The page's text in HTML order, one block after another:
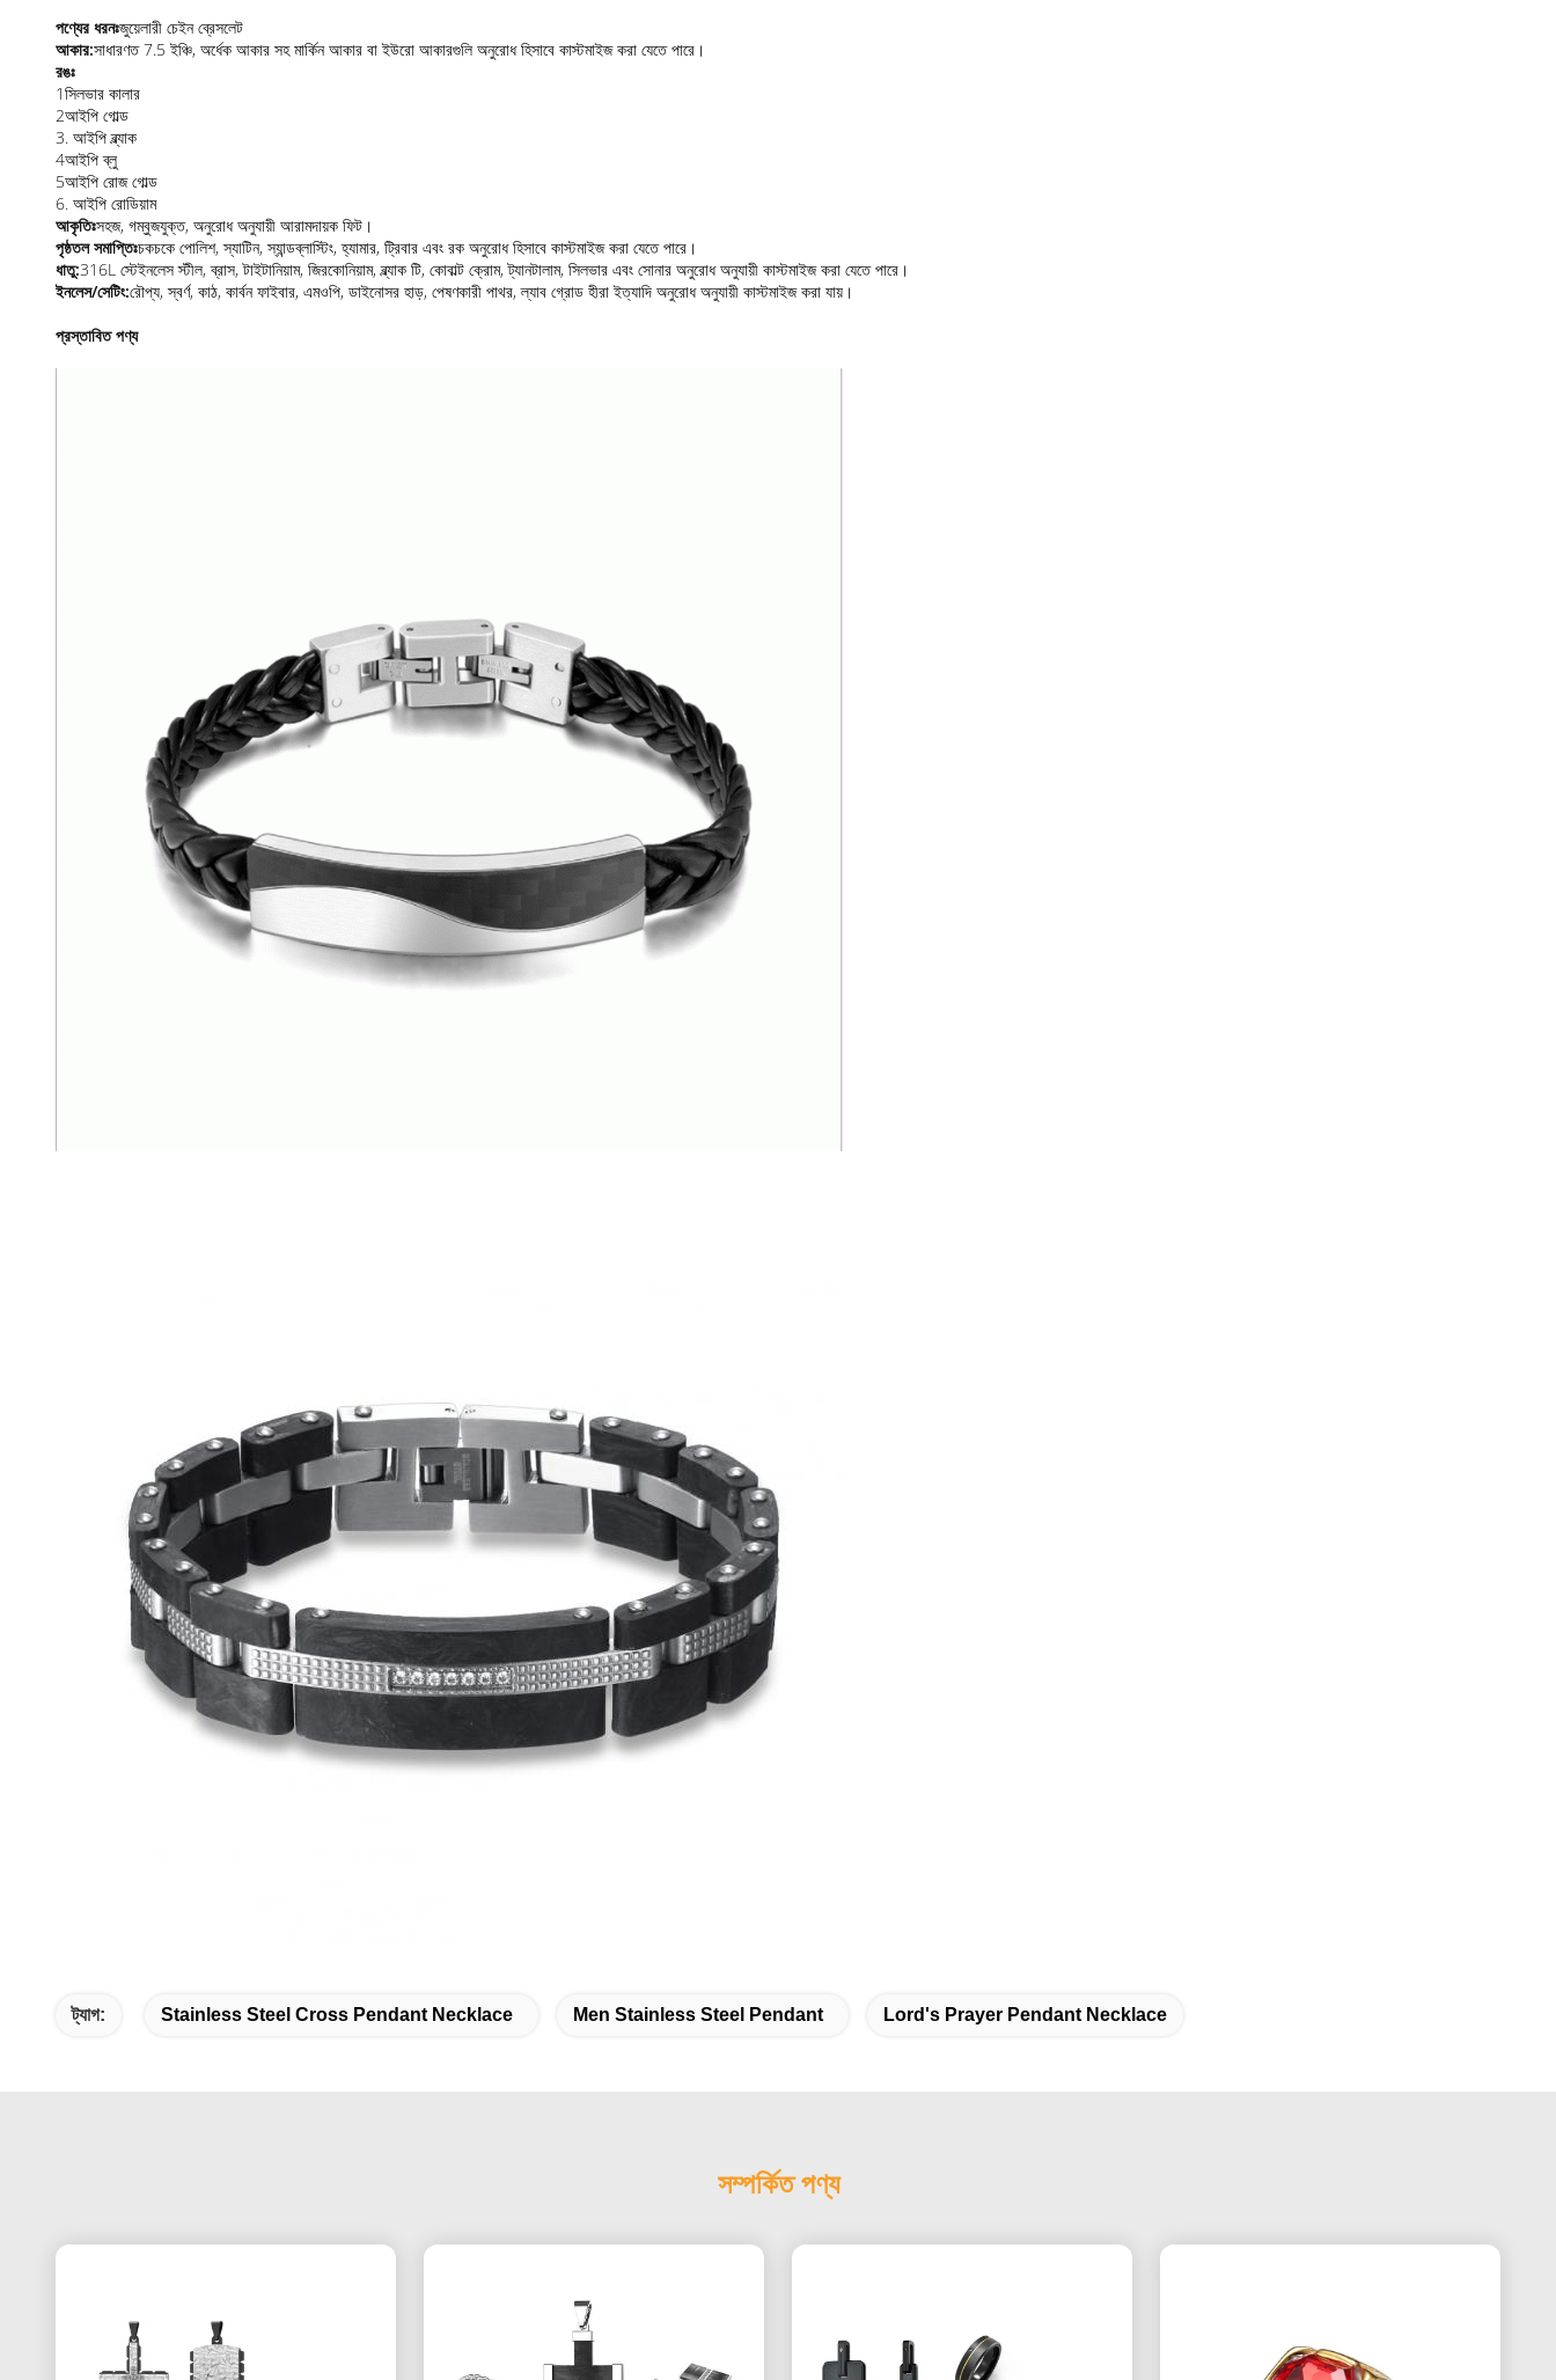
পণ্যের ধরনঃজুয়েলারী চেইন ব্রেসলেট
আকার:সাধারণত 7.5 ইঞ্চি, অর্ধেক আকার সহ মার্কিন আকার বা ইউরো আকারগুলি অনুরোধ হিসাবে কাস্টমাইজ করা যেতে পারে।
রঙঃ
1সিলভার কালার
2আইপি গোল্ড
3. আইপি ব্ল্যাক
4আইপি ব্লু
5আইপি রোজ গোল্ড
6. আইপি রোডিয়াম
আকৃতিঃসহজ, গম্বুজযুক্ত, অনুরোধ অনুযায়ী আরামদায়ক ফিট।
পৃষ্ঠতল সমাপ্তিঃচকচকে পোলিশ, স্যাটিন, স্যান্ডব্লাস্টিং, হ্যামার, ট্রিবার এবং রক অনুরোধ হিসাবে কাস্টমাইজ করা যেতে পারে।
ধাতু:316L স্টেইনলেস স্টীল, ব্রাস, টাইটানিয়াম, জিরকোনিয়াম, ব্ল্যাক টি, কোবাল্ট ক্রোম, ট্যানটালাম, সিলভার এবং সোনার অনুরোধ অনুযায়ী কাস্টমাইজ করা যেতে পারে।
ইনলেস/সেটিং:রৌপ্য, স্বর্ণ, কাঠ, কার্বন ফাইবার, এমওপি, ডাইনোসর হাড়, পেষণকারী পাথর, ল্যাব গ্রোড হীরা ইত্যাদি অনুরোধ অনুযায়ী কাস্টমাইজ করা যায়।
প্রস্তাবিত পণ্য
ট্যাগ: Stainless Steel Cross Pendant Necklace Men Stainless Steel Pendant Lord's Prayer Pendant Necklace
সম্পর্কিত পণ্য